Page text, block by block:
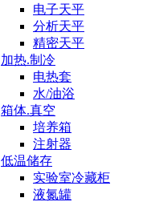
电子天平
分析天平
精密天平
加热.制冷
电热套
水/油浴
箱体.真空
培养箱
注射器
低温储存
实验室冷藏柜
液氮罐